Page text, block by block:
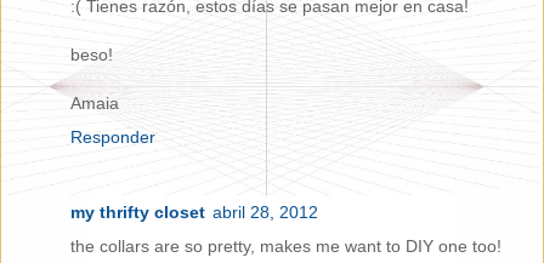
:( Tienes razón, estos días se pasan mejor en casa!
beso!
Amaia
Responder
my thrifty closet abril 28, 2012
the collars are so pretty, makes me want to DIY one too!